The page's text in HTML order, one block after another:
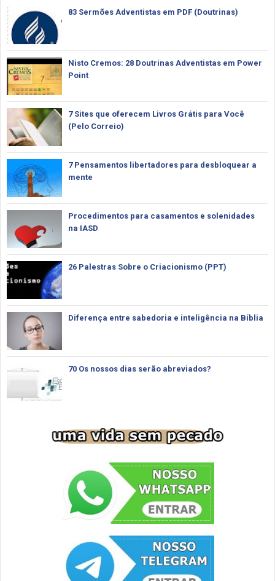
83 Sermões Adventistas em PDF (Doutrinas)
Nisto Cremos: 28 Doutrinas Adventistas em Power
Point
7 Sites que oferecem Livros Grátis para Você
(Pelo Correio)
7 Pensamentos libertadores para desbloquear a
mente
Procedimentos para casamentos e solenidades
na IASD
26 Palestras Sobre o Criacionismo (PPT)
Diferença entre sabedoria e inteligência na Bíblia
70 Os nossos dias serão abreviados?